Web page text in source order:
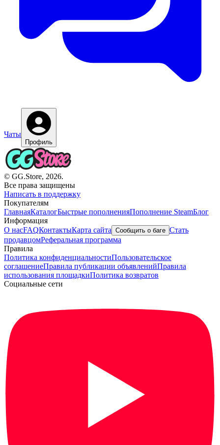
Чаты
Профиль
© GG.Store, 2026.
Все права защищены
Написать в поддержку
Покупателям
ГлавнаяКаталогБыстрые пополненияПополнение SteamБлог
Информация
О насFAQКонтактыКарта сайта Сообщить о баге Стать
продавцомРеферальная программа
Правила
Политика конфиденциальностиПользовательское
соглашениеПравила публикации объявленийПравила
использования площадкиПолитика возвратов
Социальные сети